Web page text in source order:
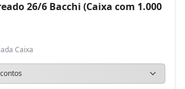
26/6 Bacchi (Caixa com 1.000
Caixa